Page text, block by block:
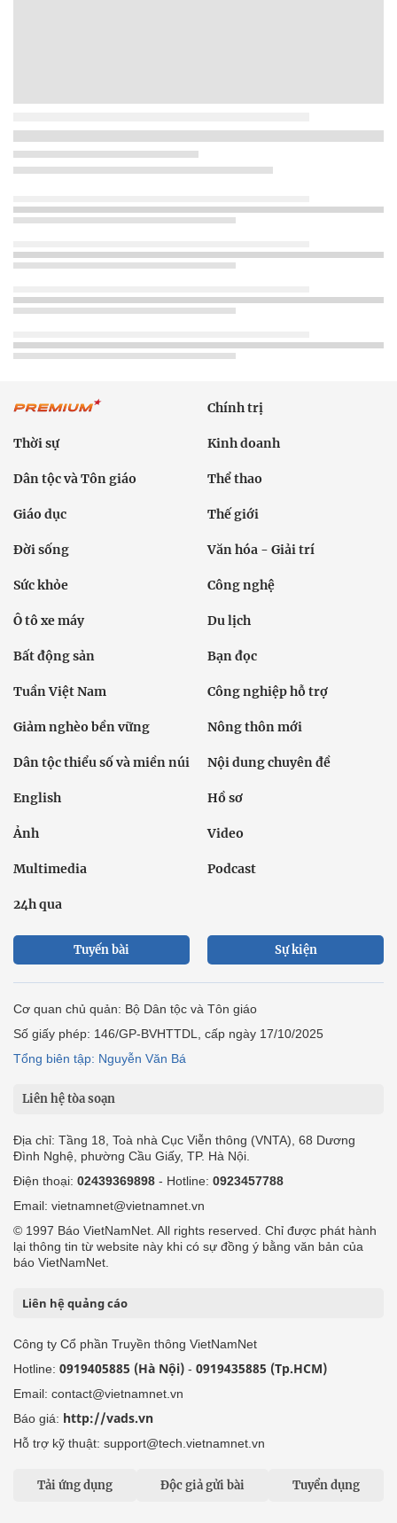
Chính trị
Thời sự Kinh doanh
Dân tộc và Tôn giáo Thể thao
Giáo dục Thế giới
Đời sống Văn hóa - Giải trí
Sức khỏe Công nghệ
Ô tô xe máy Du lịch
Bất động sản Bạn đọc
Tuần Việt Nam Công nghiệp hỗ trợ
Giảm nghèo bền vững Nông thôn mới
Dân tộc thiểu số và miền núi Nội dung chuyên đề
English Hồ sơ
Ảnh Video
Multimedia Podcast
24h qua
Tuyến bài Sự kiện
Cơ quan chủ quản: Bộ Dân tộc và Tôn giáo
Số giấy phép: 146/GP-BVHTTDL, cấp ngày 17/10/2025
Tổng biên tập: Nguyễn Văn Bá
Liên hệ tòa soạn
Địa chỉ: Tầng 18, Toà nhà Cục Viễn thông (VNTA), 68 Dương
Đình Nghệ, phường Cầu Giấy, TP. Hà Nội.
Điện thoại: 02439369898 - Hotline: 0923457788
Email: vietnamnet@vietnamnet.vn
© 1997 Báo VietNamNet. All rights reserved. Chỉ được phát hành
lại thông tin từ website này khi có sự đồng ý bằng văn bản của
báo VietNamNet.
Liên hệ quảng cáo
Công ty Cổ phần Truyền thông VietNamNet
Hotline: 0919405885 (Hà Nội) - 0919435885 (Tp.HCM)
Email: contact@vietnamnet.vn
Báo giá: http://vads.vn
Hỗ trợ kỹ thuật: support@tech.vietnamnet.vn
Tải ứng dụng Độc giả gửi bài Tuyển dụng